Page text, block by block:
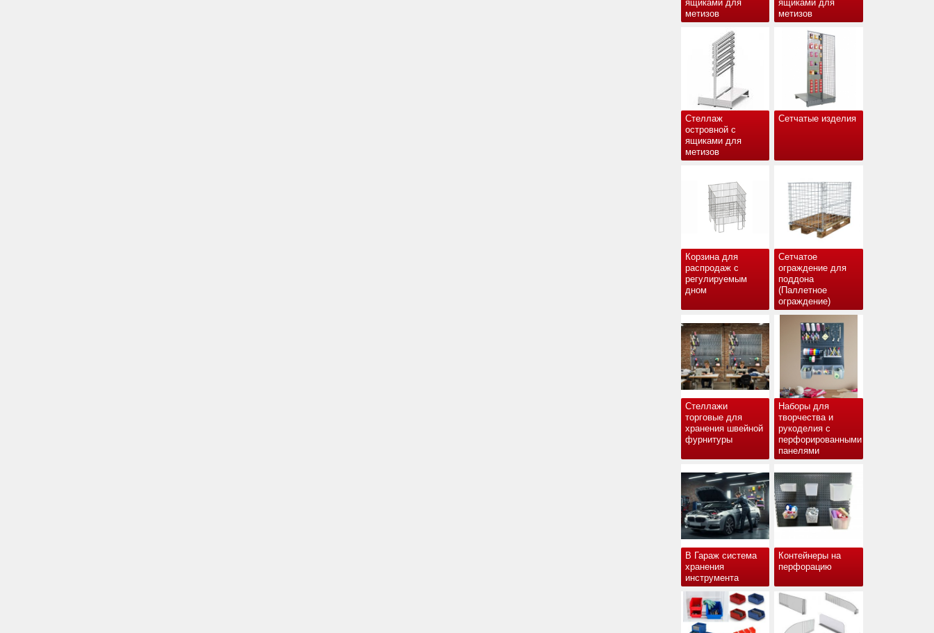
ящиками для
метизов
ящиками для
метизов
Стеллаж
островной с
ящиками для
метизов
Сетчатые изделия
Корзина для
распродаж с
регулируемым
дном
Сетчатое
ограждение для
поддона
(Паллетное
ограждение)
Стеллажи
торговые для
хранения швейной
фурнитуры
Наборы для
творчества и
рукоделия с
перфорированными
панелями
В Гараж система
хранения
инструмента
Контейнеры на
перфорацию